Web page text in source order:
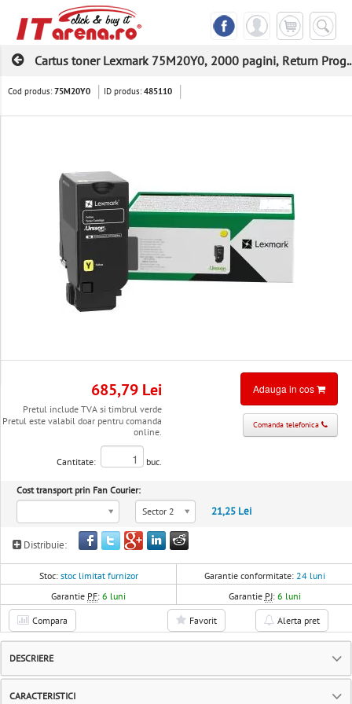
Cartus toner Lexmark 75M20Y0, 2000 pagini, Return
Cod produs:75M20Y0 ID produs:485110
685,79 Lei
Pretul include TVA si timbrul verde
Pretul este valabil doar pentru comanda
online.
Cantitate: buc.
Adauga in cos
Comanda telefonica
Cost transport prin Fan Courier:
Sector 2
21,25 Lei
Distribuie:
Stoc: stoc limitat furnizor Garantie conformitate: 24 luni
Garantie PF:6 luni Garantie PJ: 6 luni
Compara Favorit Alerta pret
DESCRIERE
CARACTERISTICI